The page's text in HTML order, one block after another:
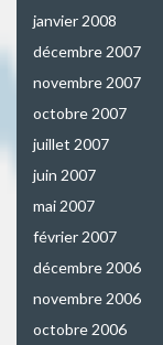
janvier 2008
décembre 2007
novembre 2007
octobre 2007
juillet 2007
juin 2007
mai 2007
février 2007
décembre 2006
novembre 2006
octobre 2006